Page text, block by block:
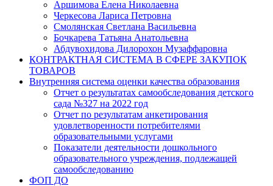
Аршимова Елена Николаевна
Черкесова Лариса Петровна
Смолянская Светлана Васильевна
Бочкарева Татьяна Анатольевна
Абдувохидова Дилорохон Музаффаровна
КОНТРАКТНАЯ СИСТЕМА В СФЕРЕ ЗАКУПОК
ТОВАРОВ
Внутренняя система оценки качества образования
Отчет о результатах самообследования детского
сада №327 на 2022 год
Отчет по результатам анкетирования
удовлетворенности потребителями
образовательными услугами
Показатели деятельности дошкольного
образовательного учреждения, подлежащей
самообследованию
ФОП ДО